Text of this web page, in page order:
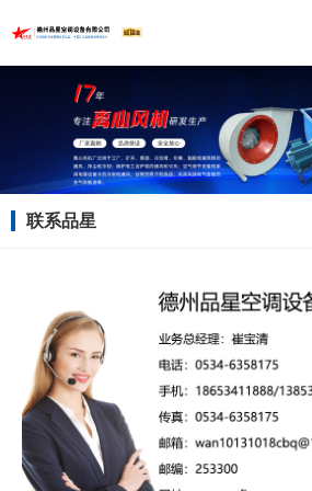
联系品星